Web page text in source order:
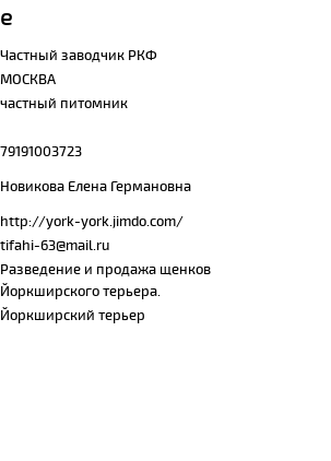
Частный заводчик РКФ
МОСКВА
частный питомник
79191003723
Новикова Елена Германовна
http://york-york.jimdo.com/
tifahi-63@mail.ru
Разведение и продажа щенков
Йоркширского терьера.
Йоркширский терьер